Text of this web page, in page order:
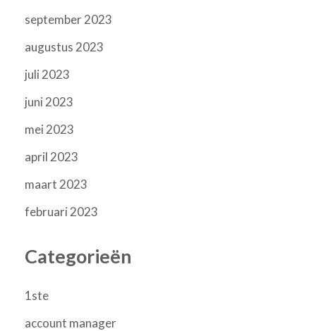
september 2023
augustus 2023
juli 2023
juni 2023
mei 2023
april 2023
maart 2023
februari 2023
Categorieën
1ste
account manager